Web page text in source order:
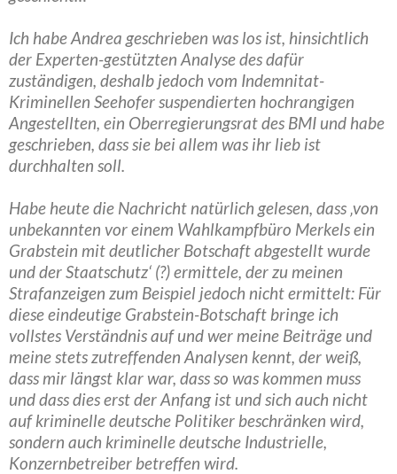
Ich habe Andrea geschrieben was los ist, hinsichtlich
der Experten-gestützten Analyse des dafür
zuständigen, deshalb jedoch vom Indemnitat-
Kriminellen Seehofer suspendierten hochrangigen
Angestellten, ein Oberregierungsrat des BMI und habe
geschrieben, dass sie bei allem was ihr lieb ist
durchhalten soll.
Habe heute die Nachricht natürlich gelesen, dass ‚von
unbekannten vor einem Wahlkampfbüro Merkels ein
Grabstein mit deutlicher Botschaft abgestellt wurde
und der Staatschutz‘ (?) ermittele, der zu meinen
Strafanzeigen zum Beispiel jedoch nicht ermittelt: Für
diese eindeutige Grabstein-Botschaft bringe ich
vollstes Verständnis auf und wer meine Beiträge und
meine stets zutreffenden Analysen kennt, der weiß,
dass mir längst klar war, dass so was kommen muss
und dass dies erst der Anfang ist und sich auch nicht
auf kriminelle deutsche Politiker beschränken wird,
sondern auch kriminelle deutsche Industrielle,
Konzernbetreiber betreffen wird.